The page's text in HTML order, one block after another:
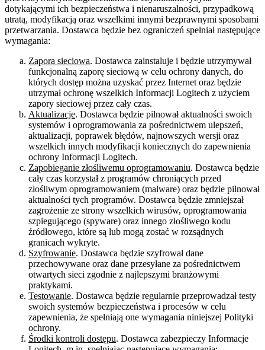
dotykającymi ich bezpieczeństwa i nienaruszalności, przypadkową
utratą, modyfikacją oraz wszelkimi innymi bezprawnymi sposobami
przetwarzania. Dostawca będzie bez ograniczeń spełniał następujące
wymagania:
Zapora sieciowa. Dostawca zainstaluje i będzie utrzymywał
funkcjonalną zaporę sieciową w celu ochrony danych, do
których dostęp można uzyskać przez Internet oraz będzie
utrzymał ochronę wszelkich Informacji Logitech z użyciem
zapory sieciowej przez cały czas.
Aktualizacje. Dostawca będzie pilnował aktualności swoich
systemów i oprogramowania za pośrednictwem ulepszeń,
aktualizacji, poprawek błędów, najnowszych wersji oraz
wszelkich innych modyfikacji koniecznych do zapewnienia
ochrony Informacji Logitech.
Zapobieganie złośliwemu oprogramowaniu. Dostawca będzie
cały czas korzystał z programów chroniących przed
złośliwym oprogramowaniem (malware) oraz będzie pilnował
aktualności tych programów. Dostawca będzie zmniejszał
zagrożenie ze strony wszelkich wirusów, oprogramowania
szpiegującego (spyware) oraz innego złośliwego kodu
źródłowego, które są lub mogą zostać w rozsądnych
granicach wykryte.
Szyfrowanie. Dostawca będzie szyfrował dane
przechowywane oraz dane przesyłane za pośrednictwem
otwartych sieci zgodnie z najlepszymi branżowymi
praktykami.
Testowanie. Dostawca będzie regularnie przeprowadzał testy
swoich systemów bezpieczeństwa i procesów w celu
zapewnienia, że spełniają one wymagania niniejszej Polityki
ochrony.
Środki kontroli dostępu. Dostawca zabezpieczy Informacje